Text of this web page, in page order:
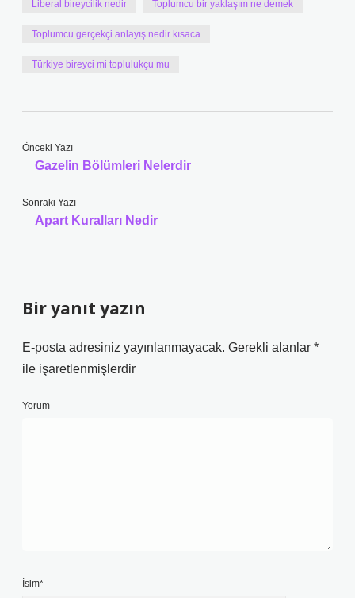
Liberal bireycilik nedir Toplumcu bir yaklaşım ne demek
Toplumcu gerçekçi anlayış nedir kısaca
Türkiye bireyci mi toplulukçu mu
Önceki Yazı
Gazelin Bölümleri Nelerdir
Sonraki Yazı
Apart Kuralları Nedir
Bir yanıt yazın
E-posta adresiniz yayınlanmayacak. Gerekli alanlar *
ile işaretlenmişlerdir
Yorum
İsim*